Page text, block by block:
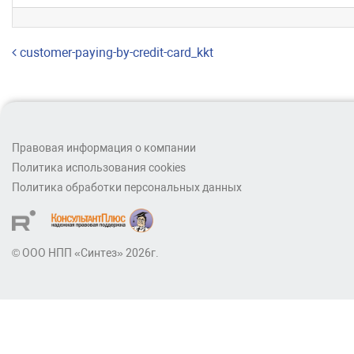
Навигация по записям
customer-paying-by-credit-card_kkt
Правовая информация о компании
Политика использования cookies
Политика обработки персональных данных
© ООО НПП «Синтез» 2026г.